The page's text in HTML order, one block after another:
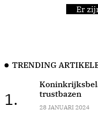
Er
TRENDING
1.
trustbazen
28 JANUARI 2024